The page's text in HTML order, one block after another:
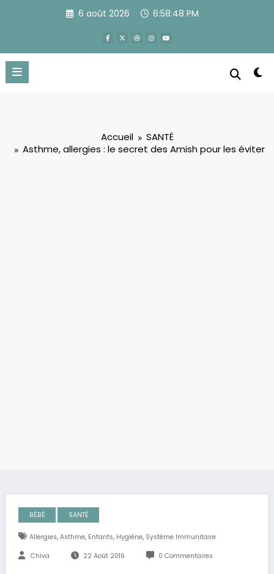
6 août 2026 6:58:49 PM
Accueil
SANTÉ
Asthme, allergies : le secret des Amish pour les éviter
BÉBÉ SANTÉ
Allergies, Asthme, Enfants, Hygiène, Système Immunitaire
Chiva 22 Août 2016 0 Commentaires